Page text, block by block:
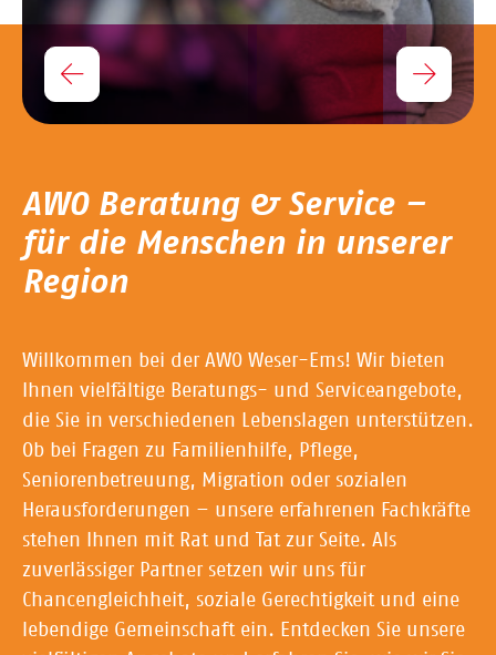
AWO Beratung & Service –
für die Menschen in unserer
Region
Willkommen bei der AWO Weser-Ems! Wir bieten
Ihnen vielfältige Beratungs- und Serviceangebote,
die Sie in verschiedenen Lebenslagen unterstützen.
Ob bei Fragen zu Familienhilfe, Pflege,
Seniorenbetreuung, Migration oder sozialen
Herausforderungen – unsere erfahrenen Fachkräfte
stehen Ihnen mit Rat und Tat zur Seite. Als
zuverlässiger Partner setzen wir uns für
Chancengleichheit, soziale Gerechtigkeit und eine
lebendige Gemeinschaft ein. Entdecken Sie unsere